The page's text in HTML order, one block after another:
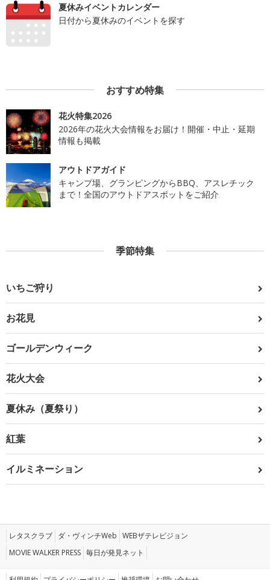
夏休みイベントカレンダー
日付から夏休みのイベントを探す
おすすめ特集
花火特集2026
2026年の花火大会情報をお届け！開催・中止・延期
情報も掲載
アウトドアガイド
キャンプ場、グランピングからBBQ、アスレチック
まで！全国のアウトドアスポットをご紹介
季節特集
いちご狩り
お花見
ゴールデンウィーク
花火大会
夏休み（夏祭り）
紅葉
イルミネーション
レタスクラブ ダ・ヴィンチWeb WEBザテレビジョン
MOVIE WALKER PRESS 毎日が発見ネット